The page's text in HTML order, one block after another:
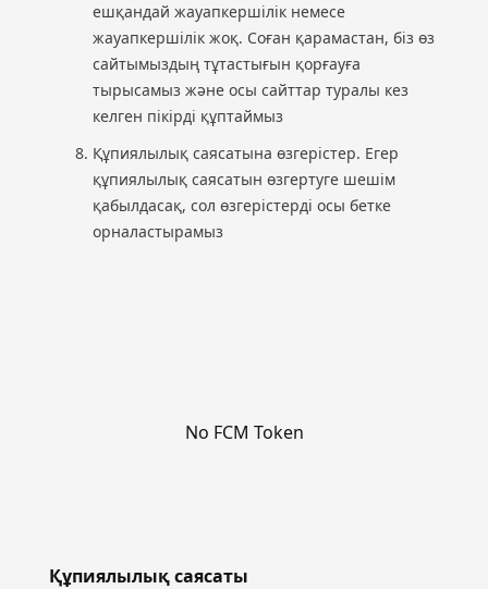
ешқандай жауапкершілік немесе
жауапкершілік жоқ. Соған қарамастан, біз өз
сайтымыздың тұтастығын қорғауға
тырысамыз және осы сайттар туралы кез
келген пікірді құптаймыз
Құпиялылық саясатына өзгерістер. Егер
құпиялылық саясатын өзгертуге шешім
қабылдасақ, сол өзгерістерді осы бетке
орналастырамыз
No FCM Token
Құпиялылық саясаты